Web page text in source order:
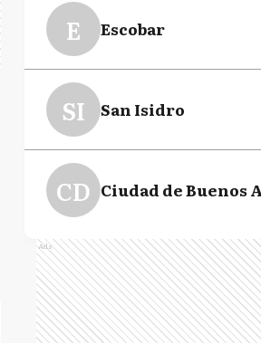
E Escobar
SI San Isidro
CD Ciudad de Buenos
Ads